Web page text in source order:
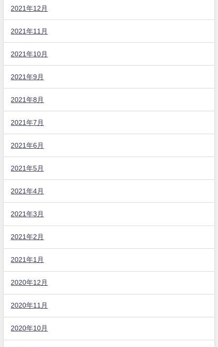
2021年12月
2021年11月
2021年10月
2021年9月
2021年8月
2021年7月
2021年6月
2021年5月
2021年4月
2021年3月
2021年2月
2021年1月
2020年12月
2020年11月
2020年10月